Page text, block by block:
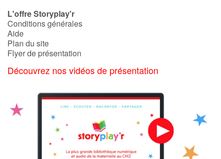
Autour du monde
Apprentissage
Art, espace, activité
En famille
Quotidien et loisirs
L'offre Storyplay'r
Conditions générales
Aide
Plan du site
Flyer de présentation
Découvrez nos vidéos de présentation